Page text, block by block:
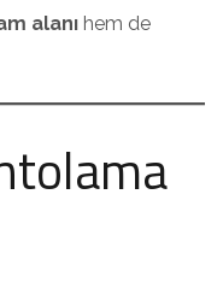
alanı hem de